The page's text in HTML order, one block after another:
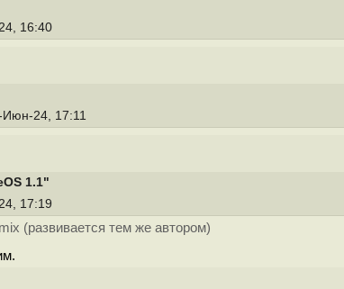
16:40
Июн-24, 17:11
1.1"
17:19
(развивается тем же автором)